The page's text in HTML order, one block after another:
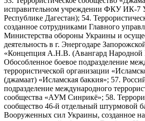
исправительном учреждении ФКУ ИК-
Республике Дагестан); 54.
созданное сотрудниками Главного
Министерства обороны Украины и
деятельность в г. Энергодаре
«Концепция А.Н.В. (Авангард Народной
Обособленное боевое подразделение
террористической организации
(джамаат) «Исламская баккия»; 57.
подразделение международного
сообщества «АУМ Синрикё»; 58.
сообщество 46-й отдельный штурмовой
Вооруженных сил Украины, созданное на